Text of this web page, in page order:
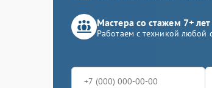
Мастера со стажем 7+ лет
Работаем с техникой любой